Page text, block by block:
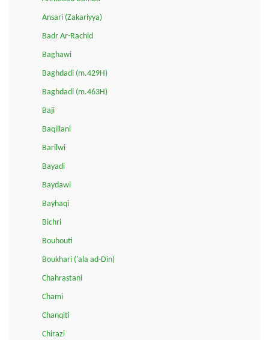
Ansari (Zakariyya)
Badr Ar-Rachid
Baghawi
Baghdadi (m.429H)
Baghdadi (m.463H)
Baji
Baqillani
Barilwi
Bayadi
Baydawi
Bayhaqi
Bichri
Bouhouti
Boukhari ('ala ad-Din)
Chahrastani
Chami
Chanqiti
Chirazi